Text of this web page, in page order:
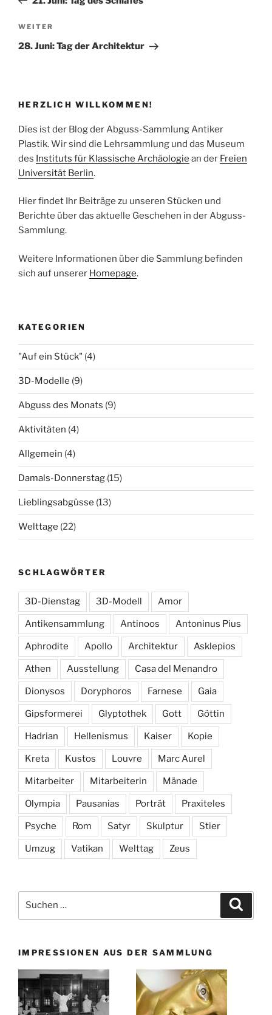
Nächster
Beitrag
WEITER
28. Juni: Tag der Architektur
HERZLICH WILLKOMMEN!
Dies ist der Blog der Abguss-Sammlung Antiker
Plastik. Wir sind die Lehrsammlung und das Museum
des Instituts für Klassische Archäologie an der Freien
Universität Berlin.
Hier findet Ihr Beiträge zu unseren Stücken und
Berichte über das aktuelle Geschehen in der Abguss-
Sammlung.
Weitere Informationen über die Sammlung befinden
sich auf unserer Homepage.
KATEGORIEN
"Auf ein Stück" (4)
3D-Modelle (9)
Abguss des Monats (9)
Aktivitäten (4)
Allgemein (4)
Damals-Donnerstag (15)
Lieblingsabgüsse (13)
Welttage (22)
SCHLAGWÖRTER
3D-Dienstag 3D-Modell Amor
Antikensammlung Antinoos Antoninus Pius
Aphrodite Apollo Architektur Asklepios
Athen Ausstellung Casa del Menandro
Dionysos Doryphoros Farnese Gaia
Gipsformerei Glyptothek Gott Göttin
Hadrian Hellenismus Kaiser Kopie
Kreta Kustos Louvre Marc Aurel
Mitarbeiter Mitarbeiterin Mänade
Olympia Pausanias Porträt Praxiteles
Psyche Rom Satyr Skulptur Stier
Umzug Vatikan Welttag Zeus
nach:
IMPRESSIONEN AUS DER SAMMLUNG